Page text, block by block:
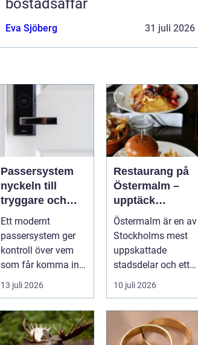
Eva Sjöberg 31 juli 2026
Passersystem
nyckeln till
tryggare och
smidigare
Ett modernt
passersystem ger
kontroll över vem
som får komma in i
en byggnad, när de
får komma in oc...
13 juli 2026
Restaurang på
Östermalm –
upptäck
matupplevelser i
en av
Stockholms
mest attraktiva
Östermalm är en av
Stockholms mest
uppskattade
stadsdelar och ett
självklart val f&ou...
10 juli 2026